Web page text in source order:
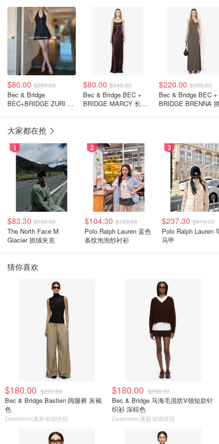
FOREVER NEW
$80.00 $280.00
Bec & Bridge
BEC+BRIDGE ZURI 吊
$80.00 $340.00
Bec & Bridge BEC +
BRIDGE MARCY 长裙
$220.00 $380.00
Bec & Bridge BEC +
BRIDGE BRENNA
大家都在抢
1
$83.30 $160.00
The North Face M
Glacier 抓绒夹克
2
$104.30 $189.00
Polo Ralph Lauren 蓝色
条纹泡泡纱衬衫
3
$237.30 $419.00
Polo Ralph Lauren
马甲
猜你喜欢
$180.00 $280.00
Bec & Bridge Bastien 阔腿裤 灰褐
色
Dealmoon澳新省钱快报
$180.00 $280.00
Bec & Bridge 马海毛混纺V领短款针
织衫 深棕色
Dealmoon澳新省钱快报